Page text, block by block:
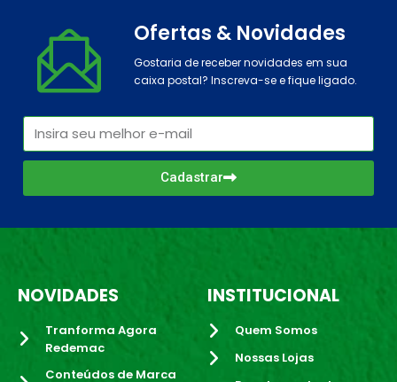
Ofertas & Novidades
Gostaria de receber novidades em sua
caixa postal? Inscreva-se e fique ligado.
Cadastrar
NOVIDADES
Tranforma Agora
Redemac
Conteúdos de Marca
INSTITUCIONAL
Quem Somos
Nossas Lojas